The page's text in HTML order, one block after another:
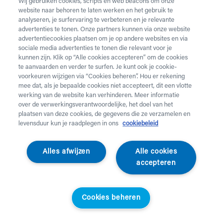
Vul onderstaand formulier in voor de huur van
zorgmateriaal.Dringende levering of levering in het
weekendnodig? Neem telefonisch contact op via 02 218
22 22.
Heb jekrukken nodig? Die kan je enkel aankopen. Wil je
huurmateriaal laten ophalen? Dat kan hier.
Opgelet!Je huurt voor minstens 1 maand en betaalt een
servicekost. Check de prijzenhier. Een gewone levering
duurt 2 werkdagen, een dringende levering krijg je de
feestdagen.
website naar behoren te laten werken en het gebruik te
analyseren, je surfervaring te verbeteren en je relevante
advertenties te tonen. Onze partners kunnen via onze website
advertentiecookies plaatsen om je op andere websites en via
sociale media advertenties te tonen die relevant voor je
kunnen zijn. Klik op “Alle cookies accepteren” om de cookies
te aanvaarden en verder te surfen. Je kunt ook je cookie-
voorkeuren wijzigen via “Cookies beheren”. Hou er rekening
mee dat, als je bepaalde cookies niet accepteert, dit een vlotte
werking van de website kan verhinderen. Meer informatie
over de verwerkingsverantwoordelijke, het doel van het
plaatsen van deze cookies, de gegevens die ze verzamelen en
levensduur kun je raadplegen in ons
cookiebeleid
Alle cookies
accepteren
Alles afwijzen
Cookies beheren